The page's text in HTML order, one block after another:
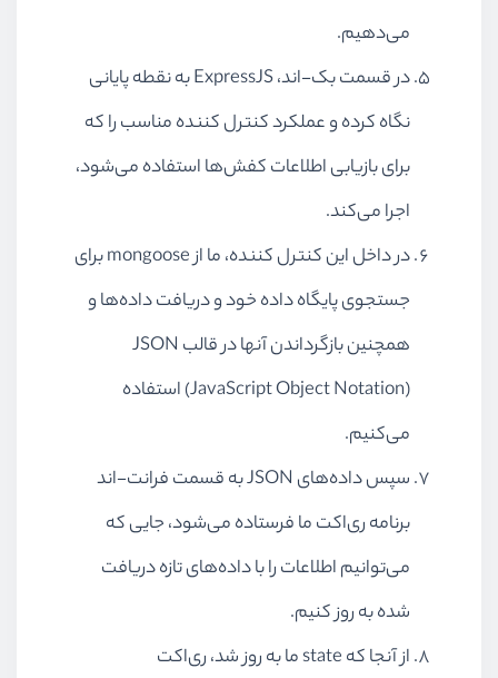
می‌دهیم.
در قسمت بک-اند،ExpressJSبه نقطه پایانی
نگاه کرده و عملکرد کنترل کننده مناسب را که
برای بازیابی اطلاعات کفش‌ها استفاده می‌شود،
اجرا می‌کند.
در داخل این کنترل کننده، ما ازmongooseبرای
جستجوی پایگاه داده خود و دریافت داده‌ها و
همچنین بازگرداندن آنها در قالب JSON
(JavaScript Object Notation)استفاده
می‌کنیم.
سپس داده‌های JSONبه قسمت فرانت-اند
برنامه ری‌اکت ما فرستاده می‌شود، جایی که
می‌توانیم اطلاعات را با داده‌های تازه دریافت
شده به روز کنیم.
از آنجا کهstateما به روز شد، ری‌اکت